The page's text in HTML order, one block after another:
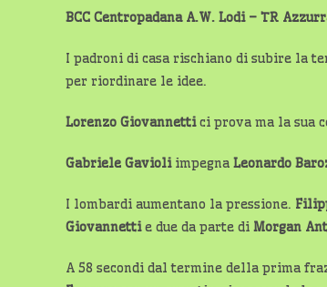
BCC Centropadana A.W. Lodi – TR
I padroni di casa rischiano di subire la
per riordinare le idee.
Lorenzo Giovannettici prova ma la sua
Gabriele Gavioli impegna Leonardo
I lombardi aumentano la pressione.
Giovannettie due da parte di Morgan
A 58 secondi dal termine della prima